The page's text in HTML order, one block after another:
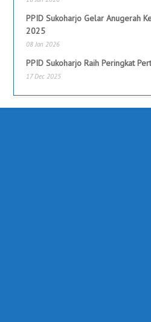
PPID Sukoharjo Gelar Anugerah
2025
08 Jan 2026
PPID Sukoharjo Raih Peringkat
17 Dec 2025